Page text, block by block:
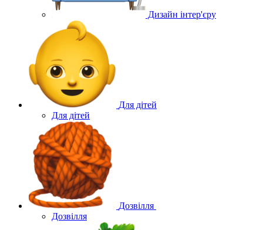
Дизайн інтер'єру
Для дітей
Для дітей
Дозвілля
Дозвілля